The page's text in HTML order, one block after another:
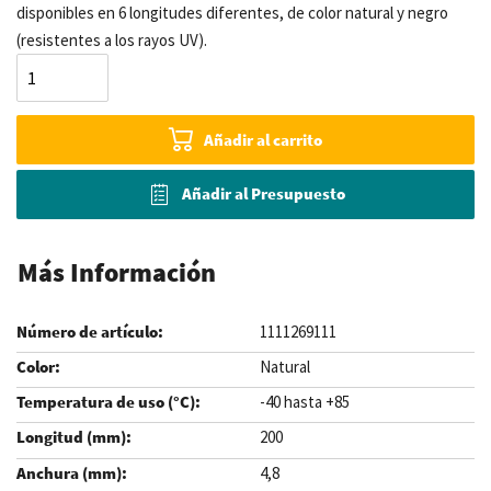
disponibles en 6 longitudes diferentes, de color natural y negro
(resistentes a los rayos UV).
Añadir al carrito
Añadir al Presupuesto
Más Información
1111269111
Natural
-40 hasta +85
200
4,8